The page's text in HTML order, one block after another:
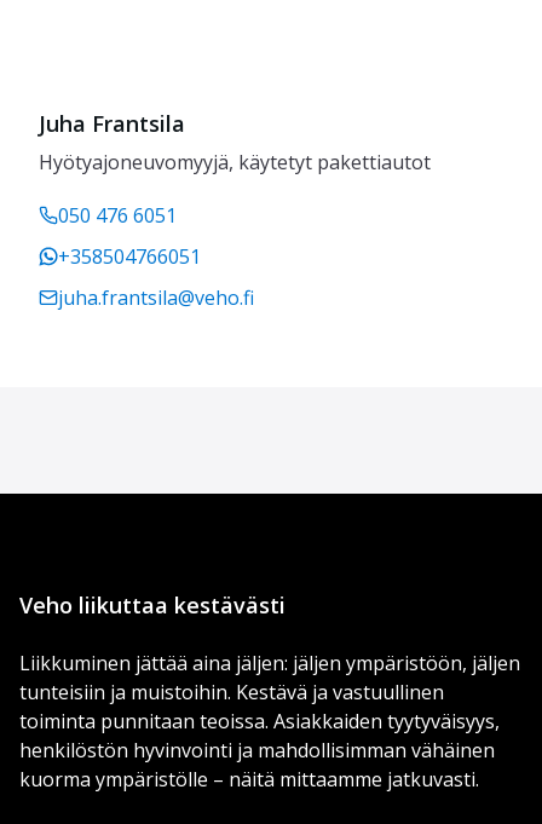
Juha Frantsila
Hyötyajoneuvomyyjä, käytetyt pakettiautot
050 476 6051
+358504766051
juha.frantsila@veho.fi
Veho liikuttaa kestävästi
Liikkuminen jättää aina jäljen: jäljen ympäristöön, jäljen
tunteisiin ja muistoihin. Kestävä ja vastuullinen
toiminta punnitaan teoissa. Asiakkaiden tyytyväisyys,
henkilöstön hyvinvointi ja mahdollisimman vähäinen
kuorma ympäristölle – näitä mittaamme jatkuvasti.